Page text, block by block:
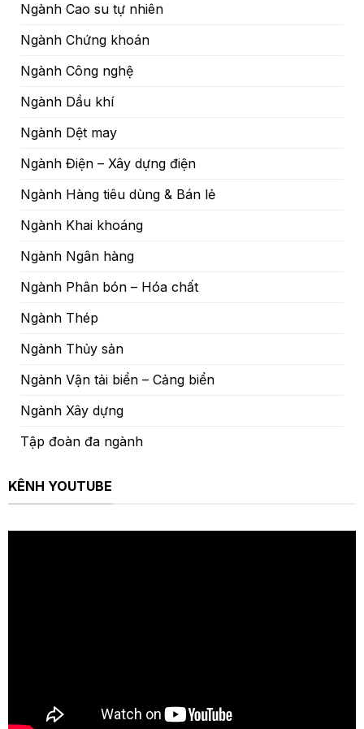
Ngành Cao su tự nhiên
Ngành Chứng khoán
Ngành Công nghệ
Ngành Dầu khí
Ngành Dệt may
Ngành Điện – Xây dựng điện
Ngành Hàng tiêu dùng & Bán lẻ
Ngành Khai khoáng
Ngành Ngân hàng
Ngành Phân bón – Hóa chất
Ngành Thép
Ngành Thủy sản
Ngành Vận tải biển – Cảng biển
Ngành Xây dựng
Tập đoàn đa ngành
KÊNH YOUTUBE